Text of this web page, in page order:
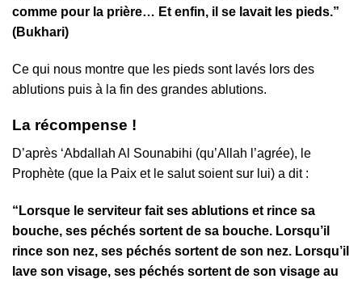
comme pour la prière… Et enfin, il se lavait les pieds.”
(Bukhari)
Ce qui nous montre que les pieds sont lavés lors des
ablutions puis à la fin des grandes ablutions.
La récompense !
D’après ‘Abdallah Al Sounabihi (qu’Allah l’agrée), le
Prophète (que la Paix et le salut soient sur lui) a dit :
“Lorsque le serviteur fait ses ablutions et rince sa
bouche, ses péchés sortent de sa bouche. Lorsqu’il
rince son nez, ses péchés sortent de son nez. Lorsqu’il
lave son visage, ses péchés sortent de son visage au